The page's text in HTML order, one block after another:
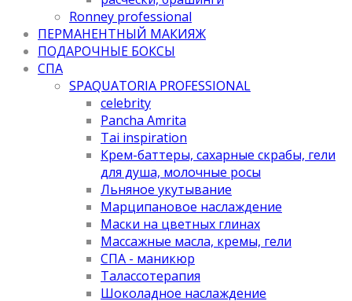
Ronney professional
ПЕРМАНЕНТНЫЙ МАКИЯЖ
ПОДАРОЧНЫЕ БОКСЫ
СПА
SPAQUATORIA PROFESSIONAL
celebrity
Pancha Amrita
Tai inspiration
Крем-баттеры, сахарные скрабы, гели
для душа, молочные росы
Льняное укутывание
Марципановое наслаждение
Маски на цветных глинах
Массажные масла, кремы, гели
СПА - маникюр
Талассотерапия
Шоколадное наслаждение